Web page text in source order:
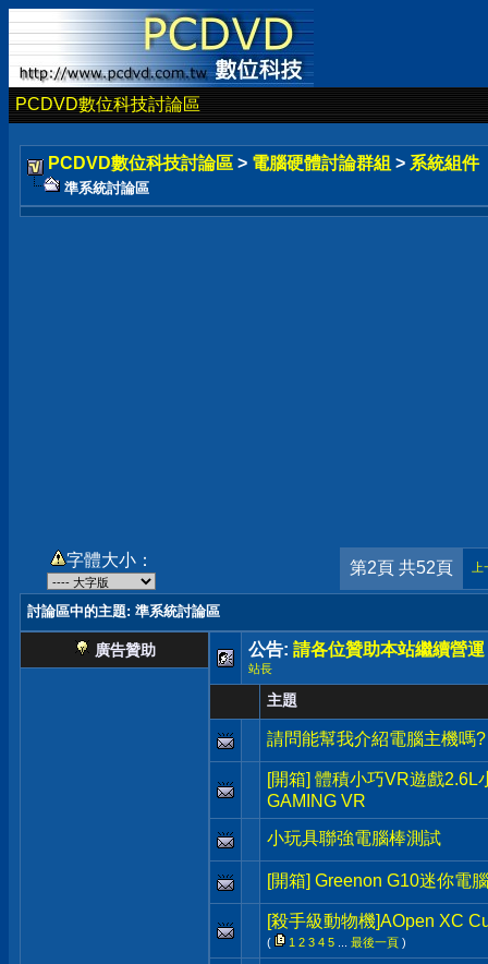
PCDVD數位科技討論區
PCDVD數位科技討論區 > 電腦硬體討論群組 > 系統組件
準系統討論區
字體大小： 第2頁 共52頁
討論區中的主題: 準系統討論區
廣告贊助 公告: 請各位贊助本站繼續營運
站長
主題
請問能幫我介紹電腦主機嗎?
[開箱] 體積小巧VR遊戲2.6L
GAMING VR
小玩具聯強電腦棒測試
[開箱] Greenon G10迷你電腦
[殺手級動物機]AOpen XC
( 1 2 3 4 5 最後一頁 )